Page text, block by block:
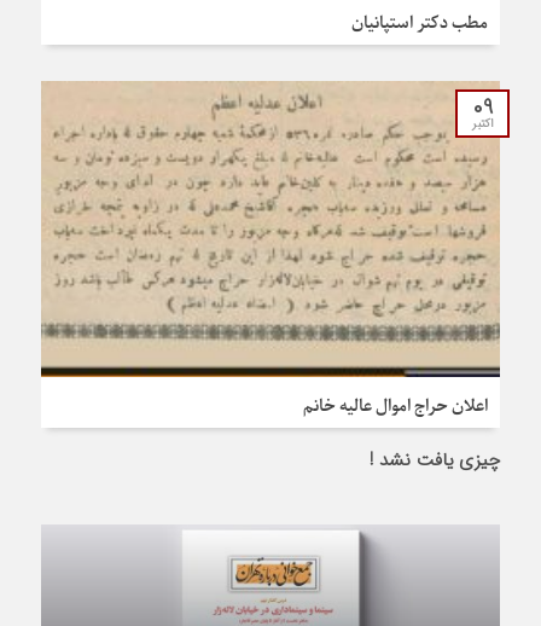
مطب دکتر استپانیان
09
اکتبر
اعلان حراج اموال عالیه خانم
چیزی یافت نشد !